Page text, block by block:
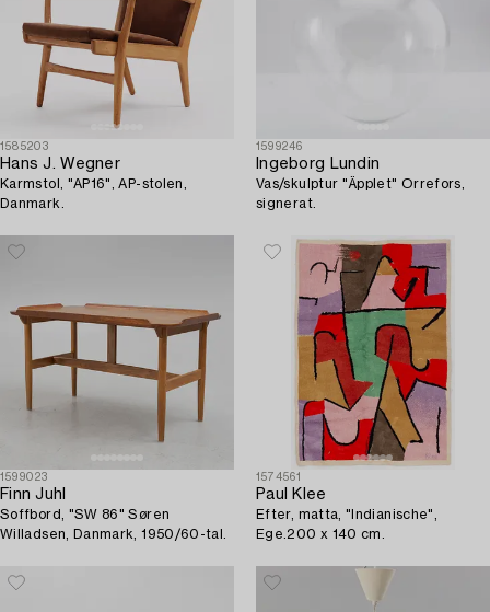
1585203
Hans J. Wegner
Karmstol, "AP16", AP-stolen,
Danmark.
1599246
Ingeborg Lundin
Vas/skulptur "Äpplet" Orrefors,
signerat.
1599023
Finn Juhl
Soffbord, "SW 86" Søren
Willadsen, Danmark, 1950/60-tal.
1574561
Paul Klee
Efter, matta, "Indianische",
Ege.200 x 140 cm.